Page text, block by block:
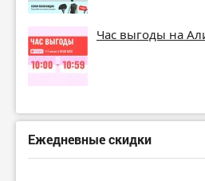
Час выгоды на
Ежедневные скидки